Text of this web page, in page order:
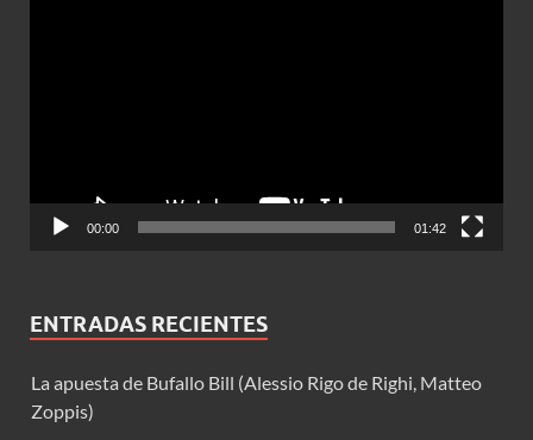
00:00 01:42
ENTRADAS RECIENTES
La apuesta de Bufallo Bill (Alessio Rigo de Righi, Matteo
Zoppis)